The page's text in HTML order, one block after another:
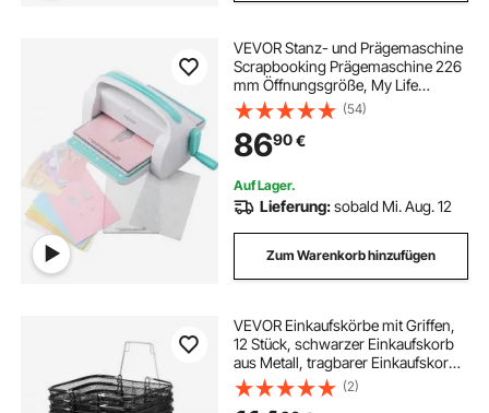
VEVOR Stanz- und Prägemaschine
Scrapbooking Prägemaschine 226
mm Öffnungsgröße, My Life
Handmade Starter Set, Manuelle
Prägemaschine Set DIY Handwerk
Karten, Einladungen,
Heimdekoration usw.
(54)
8690€
Auf Lager.
Lieferung:sobald Mi. Aug. 12
Zum Warenkorb hinzufügen
VEVOR Einkaufskörbe mit Griffen,
12 Stück, schwarzer Einkaufskorb
aus Metall, tragbarer Einkaufskorb
aus Draht, schwarzes
Einkaufskorb-Set aus Drahtgeflecht
(2)